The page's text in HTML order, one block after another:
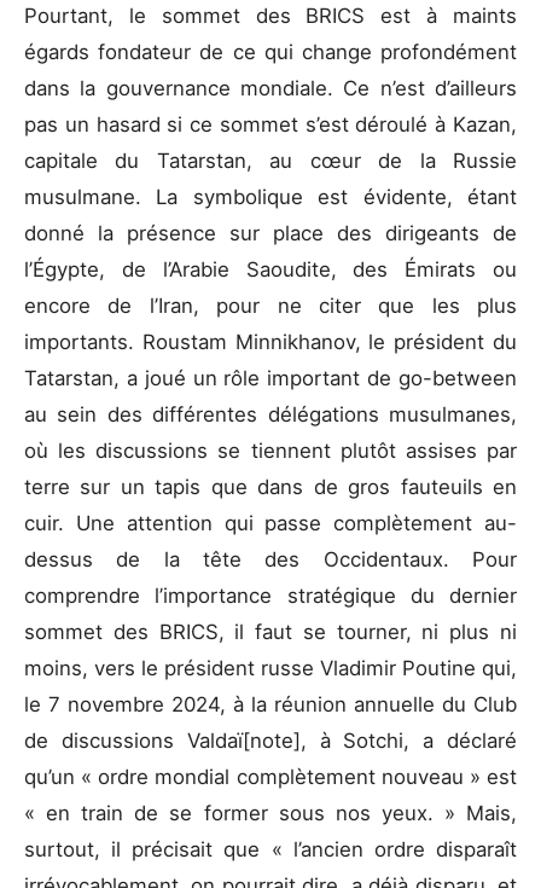
Pourtant, le sommet des BRICS est à maints
égards fondateur de ce qui change profondément
dans la gouvernance mondiale. Ce n’est d’ailleurs
pas un hasard si ce sommet s’est déroulé à Kazan,
capitale du Tatarstan, au cœur de la Russie
musulmane. La symbolique est évidente, étant
donné la présence sur place des dirigeants de
l’Égypte, de l’Arabie Saoudite, des Émirats ou
encore de l’Iran, pour ne citer que les plus
importants. Roustam Minnikhanov, le président du
Tatarstan, a joué un rôle important de go-between
au sein des différentes délégations musulmanes,
où les discussions se tiennent plutôt assises par
terre sur un tapis que dans de gros fauteuils en
cuir. Une attention qui passe complètement au-
dessus de la tête des Occidentaux. Pour
comprendre l’importance stratégique du dernier
sommet des BRICS, il faut se tourner, ni plus ni
moins, vers le président russe Vladimir Poutine qui,
le 7 novembre 2024, à la réunion annuelle du Club
de discussions Valdaï[note], à Sotchi, a déclaré
qu’un « ordre mondial complètement nouveau » est
« en train de se former sous nos yeux. » Mais,
surtout, il précisait que « l’ancien ordre disparaît